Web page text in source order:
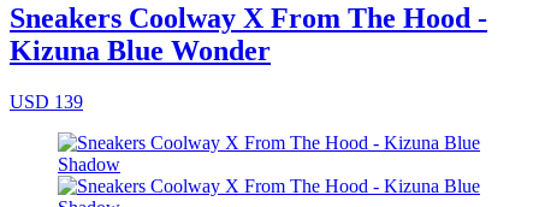
Sneakers Coolway X From The Hood -
Kizuna Blue Wonder
USD 139